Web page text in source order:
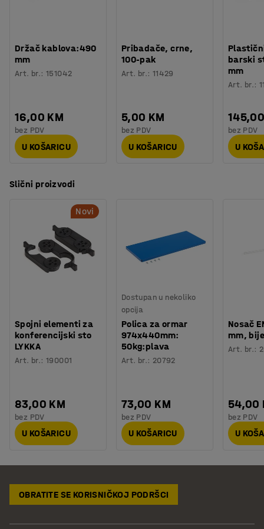
Držač kablova:490
mm
Art. br.:151042
16,00 KM
bez PDV
U KOŠARICU
Pribadače, crne,
100-pak
Art. br.: 11429
5,00 KM
bez PDV
U KOŠARICU
barski
mm
Art. br.:
bez PDV
U
Slični proizvodi
Novi
Spojni elementi za
konferencijski sto
LYKKA
Art. br.:190001
83,00 KM
bez PDV
U KOŠARICU
Dostupan u nekoliko
opcija
Polica za ormar
974x440mm:
50kg:plava
Art. br.: 20792
73,00 KM
bez PDV
U KOŠARICU
Nosač
mm,
Art. br.:
54,00
bez PDV
U
OBRATITE SE KORISNIČKOJ PODRŠCI